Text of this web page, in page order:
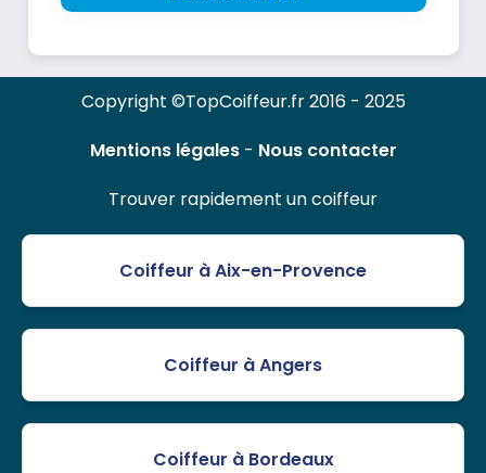
Copyright ©TopCoiffeur.fr 2016 - 2025
Mentions légales- Nous contacter
Trouver rapidement un coiffeur
Coiffeur à Aix-en-Provence
Coiffeur à Angers
Coiffeur à Bordeaux